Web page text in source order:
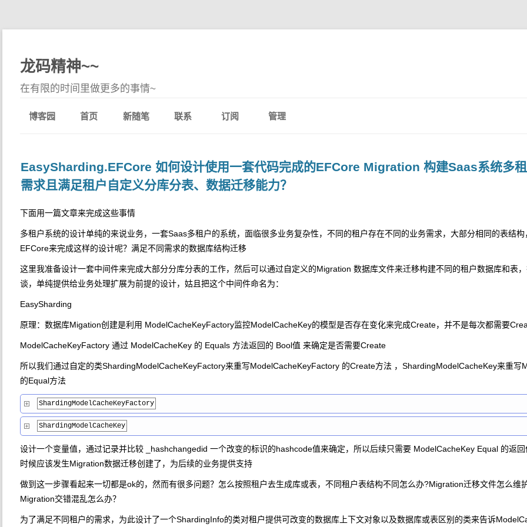
龙码精神~~
在有限的时间里做更多的事情~
博客园 首页 新随笔 联系 订阅 管理
EasySharding.EFCore 如何设计使用一套代码完成的EFCore Migration 构建Saas系统多
需求且满足租户自定义分库分表、数据迁移能力？
下面用一篇文章来完成这些事情
多租户系统的设计单纯的来说业务，一套Saas多租户的系统，面临很多业务复杂性，不同的租户存在不同的业务需求，大部分相同的表结
EFCore来完成这样的设计呢？满足不同需求的数据库结构迁移
这里我准备设计一套中间件来完成大部分分库分表的工作，然后可以通过自定义的Migration 数据库文件来迁移构建不同的租户数据库和表
谈，单纯提供给业务处理扩展为前提的设计，姑且把这个中间件命名为：
EasySharding
原理：数据库Migation创建是利用 ModelCacheKeyFactory监控ModelCacheKey的模型是否存在变化来完成Create，并不是每次都需要
ModelCacheKeyFactory 通过 ModelCacheKey 的 Equals 方法返回的 Bool值 来确定是否需要Create
所以我们通过自定的类ShardingModelCacheKeyFactory来重写ModelCacheKeyFactory 的Create方法 ，ShardingModelCacheKey来重写
的Equal方法
ShardingModelCacheKeyFactory
ShardingModelCacheKey
设计一个变量值，通过记录并比较 _hashchangedid 一个改变的标识的hashcode值来确定，所以后续只需要 ModelCacheKey Equal 的返
时候应该发生Migration数据迁移创建了，为后续的业务提供支持
做到这一步骤看起来一切都是ok的，然而有很多问题？怎么按照租户去生成库或表，不同租户表结构不同怎么办?Migration迁移文件怎么维
Migration交错混乱怎么办？
为了满足不同租户的需求，为此设计了一个ShardingInfo的类对租户提供可改变的数据库上下文对象以及数据库或表区别的类来告诉